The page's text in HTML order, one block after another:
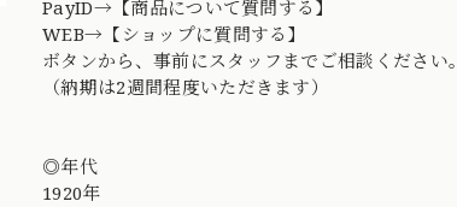
PayID→【商品について質問する】
WEB→【ショップに質問する】
ボタンから、事前にスタッフまでご相談ください。
（納期は2週間程度いただきます）
◎年代
1920年